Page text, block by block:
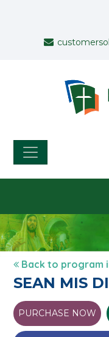
Back to program
SEAN MIS
PURCHASE NOW